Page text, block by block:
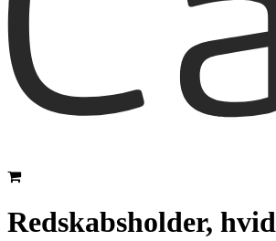
Redskabsholder, hvid